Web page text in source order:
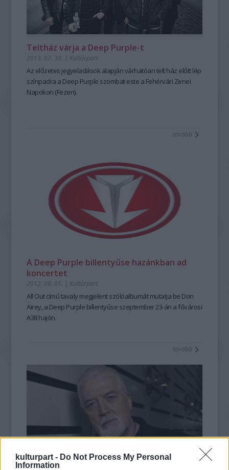
kulturpart - Do Not Process My Personal
Information
Teltház várja a Deep Purple-t
2013. 07. 30. | Kultúrpart
Az előzetes jegyeladások alapján várhatóantelt ház előtt lép
színpadra a Deep Purple szombat este a Fehérvári Zenei
Napokon (Fezen).
tovább
A Deep Purple billentyűse hazánkban ad
koncertet
2012. 09. 01. | Kultúrpart
All Out című tavaly megjelent szólóalbumát mutatja be Don
Airey, a Deep Purple billentyűse szeptember 23-án a fővárosi
A38 hajón.
tovább